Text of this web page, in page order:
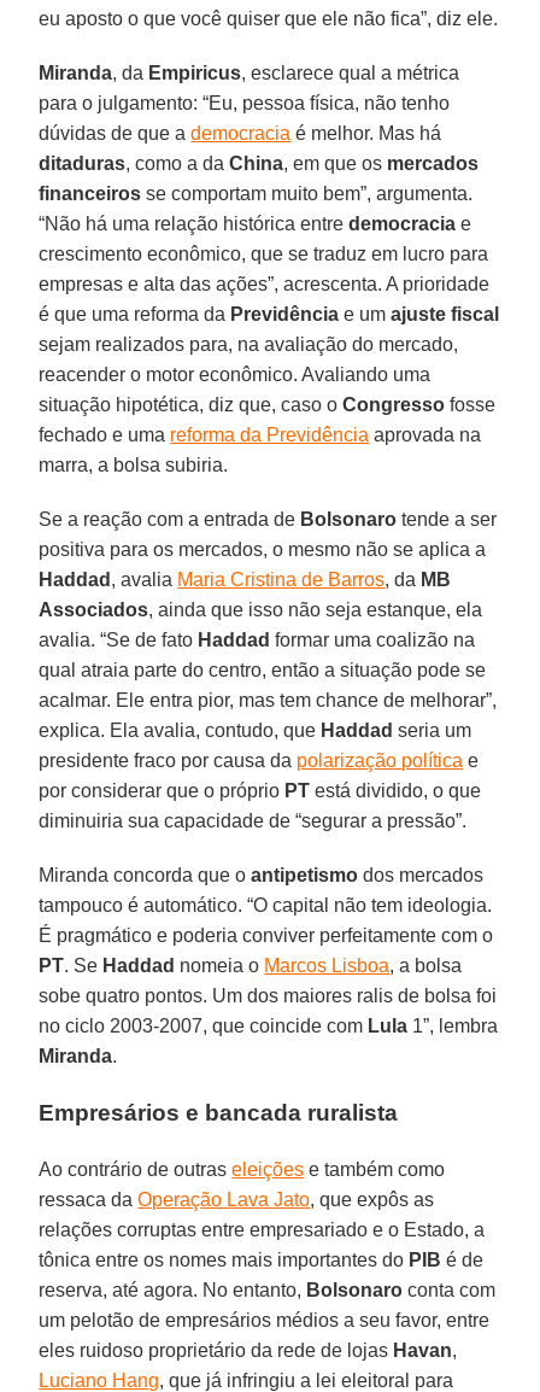
eu aposto o que você quiser que ele não fica”, diz ele.
Miranda, da Empiricus, esclarece qual a métrica
para o julgamento: “Eu, pessoa física, não tenho
dúvidas de que ademocracia é melhor. Mas há
ditaduras, como a daChina, em que os mercados
financeiros se comportam muito bem”, argumenta.
“Não há uma relação histórica entredemocracia e
crescimento econômico, que se traduz em lucro para
empresas e alta das ações”, acrescenta. A prioridade
é que uma reforma da Previdência e umajuste fiscal
sejam realizados para, na avaliação do mercado,
reacender o motor econômico. Avaliando uma
situação hipotética, diz que, caso oCongresso fosse
fechado e uma reforma da Previdência aprovada na
marra, a bolsa subiria.
Se a reação com a entrada de Bolsonaro tende a ser
positiva para os mercados, o mesmo não se aplica a
Haddad , avalia Maria Cristina de Barros, da MB
Associados, ainda que isso não seja estanque, ela
avalia. “Se de fato Haddad formar uma coalizão na
qual atraia parte do centro, então a situação pode se
acalmar. Ele entra pior, mas tem chance de melhorar”,
explica. Ela avalia, contudo, que Haddad seria um
presidente fraco por causa da polarização política e
por considerar que o próprio PT está dividido, o que
diminuiria sua capacidade de “segurar a pressão”.
Miranda concorda que oantipetismo dos mercados
tampouco é automático. “O capital não tem ideologia.
É pragmático e poderia conviver perfeitamente com o
PT. Se Haddad nomeia o Marcos Lisboa, a bolsa
sobe quatro pontos. Um dos maiores ralis de bolsa foi
no ciclo 2003-2007, que coincide com Lula 1”, lembra
Miranda.
Empresários e bancada ruralista
Ao contrário de outraseleições e também como
ressaca daOperação Lava Jato, que expôs as
relações corruptas entre empresariado e o Estado, a
tônica entre os nomes mais importantes do PIB é de
reserva, até agora. No entanto, Bolsonaro conta com
um pelotão de empresários médios a seu favor, entre
eles ruidoso proprietário da rede de lojas Havan,
Luciano Hang, que já infringiu a lei eleitoral para